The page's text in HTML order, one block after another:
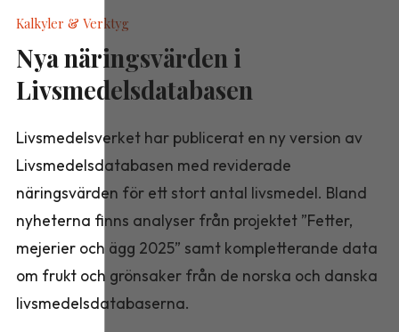
Kalkyler & Verktyg
Nya näringsvärden i
Livsmedelsdatabasen
Livsmedelsverket har publicerat en ny version av
Livsmedelsdatabasen med reviderade
näringsvärden för ett stort antal livsmedel. Bland
nyheterna finns analyser från projektet ”Fetter,
mejerier och ägg 2025” samt kompletterande data
om frukt och grönsaker från de norska och danska
livsmedelsdatabaserna.